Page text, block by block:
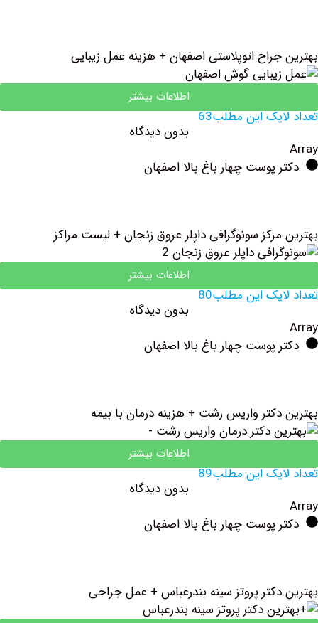
اتوپلاستی اصفهان + هزینه عمل زیبایی
اطلاعات بیشتر
این مطلب63
بدون دیدگاه
پوست چهار باغ بالا اصفهان
سونوگرافی داپلر عروق زنجان + لیست مراکز
اطلاعات بیشتر
این مطلب80
بدون دیدگاه
پوست چهار باغ بالا اصفهان
واریس رشت + هزینه درمان با بیمه
اطلاعات بیشتر
این مطلب89
بدون دیدگاه
پوست چهار باغ بالا اصفهان
پروتز سینه بندرعباس + عمل جراحی